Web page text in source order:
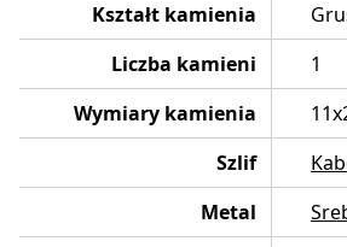
Kształt kamienia
Liczba kamieni
1
Wymiary kamienia
Szlif
Metal